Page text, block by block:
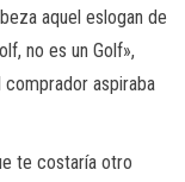
aquel eslogan de
no es un Golf»,
comprador aspiraba
te costaría otro